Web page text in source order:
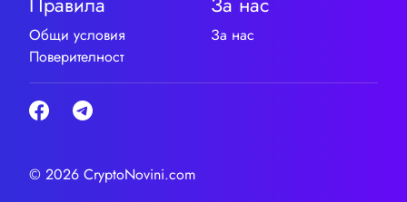
Общи условия
Поверителност
За нас
© 2026 CryptoNovini.com